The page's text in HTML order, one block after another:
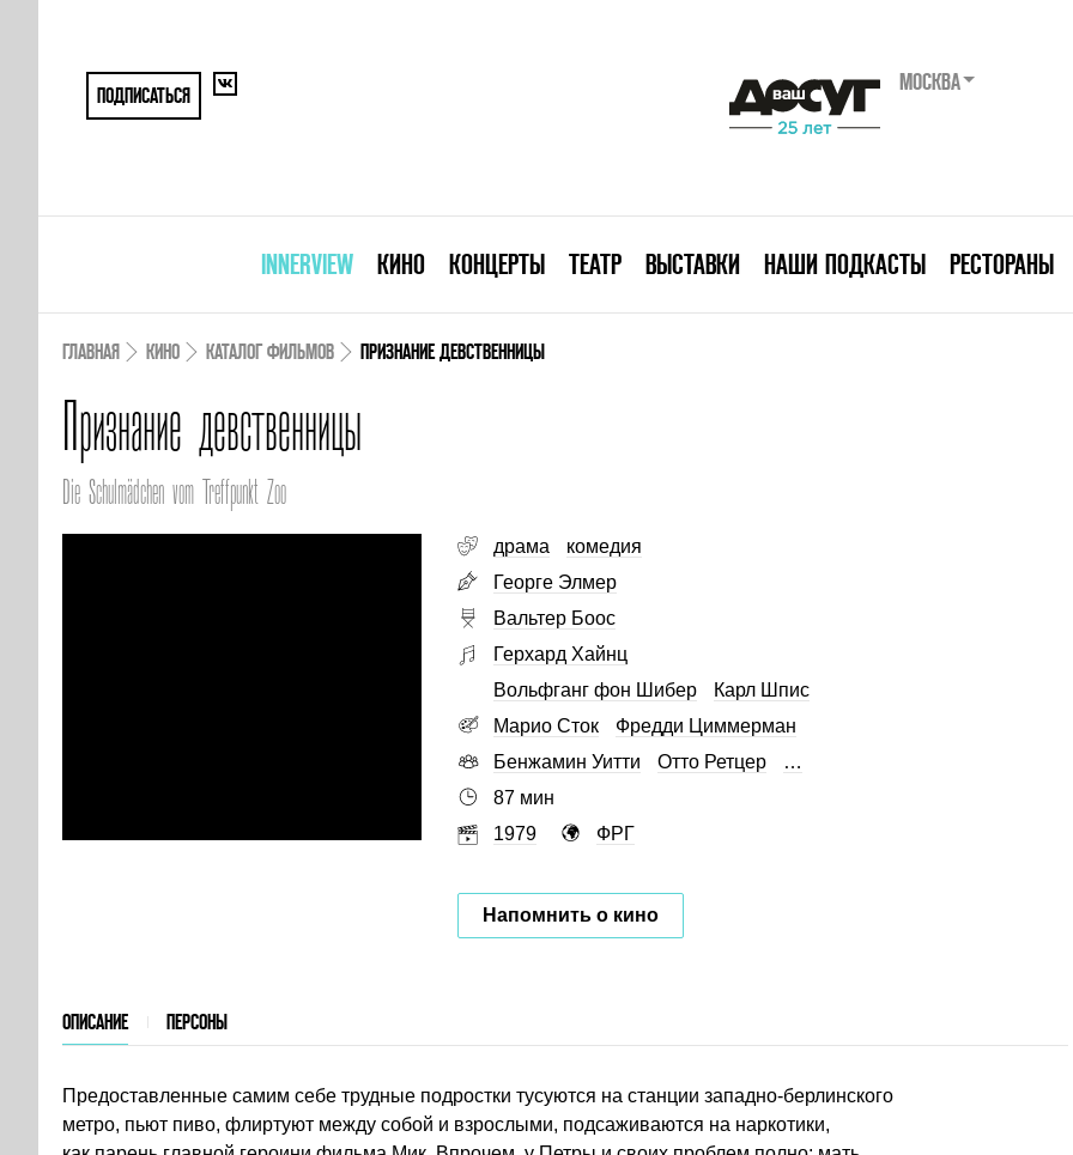
ПОДПИСАТЬСЯ
МОСКВА
INNERVIEW КИНО КОНЦЕРТЫ ТЕАТР ВЫСТАВКИ НАШИ ПОДКАСТЫ РЕСТОРАНЫ
ГЛАВНАЯ КИНО КАТАЛОГ ФИЛЬМОВ ПРИЗНАНИЕ ДЕВСТВЕННИЦЫ
Признание девственницы
Die Schulmädchen vom Treffpunkt Zoo
драма
комедия
Георге Элмер
Вальтер Боос
Герхард Хайнц
Вольфганг фон Шибер
Карл Шпис
Марио Сток
Фредди Циммерман
Бенжамин Уитти
Отто Ретцер
…
87 мин
1979
ФРГ
Напомнить о кино
ОПИСАНИЕ ПЕРСОНЫ
Предоставленные самим себе трудные подростки тусуются на станции западно-берлинского
метро, пьют пиво, флиртуют между собой и взрослыми, подсаживаются на наркотики,